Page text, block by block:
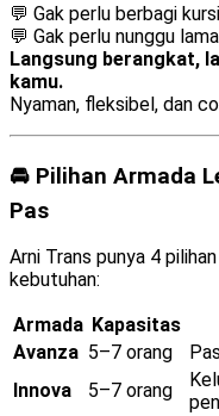
💬 Gak perlu berbagi
💬 Gak perlu nunggu
Langsung berangkat,
kamu.
Nyaman, fleksibel, dan
🚘 Pilihan Armada
Pas
Arni Trans punya 4
kebutuhan:
Armada Kapasitas
Avanza 5–7 orang
Innova
5–7 orang